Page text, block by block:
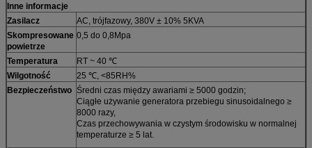
Inne informacje
Zasilacz
AC, trójfazowy, 380V ± 10% 5KVA
Skompresowane
powietrze
0,5 do 0,8Mpa
Temperatura
RT ~ 40 ℃
Wilgotność
25 ℃, <85RH%
Bezpieczeństwo Średni czas między awariami ≥ 5000 godzin;
Ciągłe używanie generatora przebiegu sinusoidalnego ≥
8000 razy,
Czas przechowywania w czystym środowisku w normalnej
temperaturze ≥ 5 lat.